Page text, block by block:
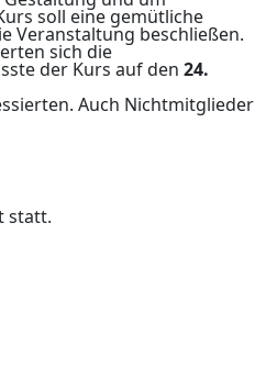
soll eine gemütliche
Veranstaltung beschließen.
sich die
der Kurs auf den 24.
Auch Nichtmitglieder
statt.